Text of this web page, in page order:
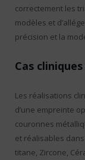
correctement les
modèles et
précision et la
Cas
Les réalisations
d’une empreinte
couronnes
et réalisables
titane, Zircone,